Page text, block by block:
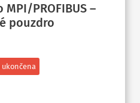
PROFIBUS –
pouzdro
ukončena